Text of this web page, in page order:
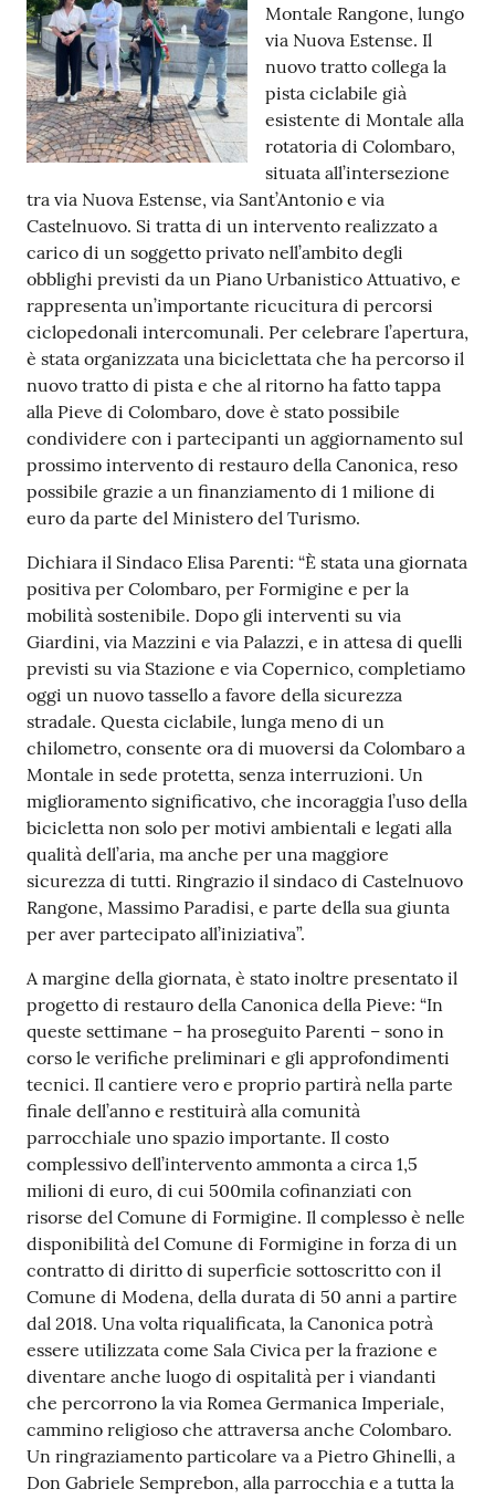
Tutti
gli
argomenti...
Seguici
su
Montale Rangone, lungo
via Nuova Estense. Il
nuovo tratto collega la
pista ciclabile già
esistente di Montale alla
rotatoria di Colombaro,
situata all’intersezione
tra via Nuova Estense, via Sant’Antonio e via
Castelnuovo. Si tratta di un intervento realizzato a
carico di un soggetto privato nell’ambito degli
obblighi previsti da un Piano Urbanistico Attuativo, e
rappresenta un’importante ricucitura di percorsi
ciclopedonali intercomunali. Per celebrare l’apertura,
è stata organizzata una biciclettata che ha percorso il
nuovo tratto di pista e che al ritorno ha fatto tappa
alla Pieve di Colombaro, dove è stato possibile
condividere con i partecipanti un aggiornamento sul
prossimo intervento di restauro della Canonica, reso
possibile grazie a un finanziamento di 1 milione di
euro da parte del Ministero del Turismo.
Dichiara il Sindaco Elisa Parenti: “È stata una giornata
positiva per Colombaro, per Formigine e per la
mobilità sostenibile. Dopo gli interventi su via
Giardini, via Mazzini e via Palazzi, e in attesa di quelli
previsti su via Stazione e via Copernico, completiamo
oggi un nuovo tassello a favore della sicurezza
stradale. Questa ciclabile, lunga meno di un
chilometro, consente ora di muoversi da Colombaro a
Montale in sede protetta, senza interruzioni. Un
miglioramento significativo, che incoraggia l’uso della
bicicletta non solo per motivi ambientali e legati alla
qualità dell’aria, ma anche per una maggiore
sicurezza di tutti. Ringrazio il sindaco di Castelnuovo
Rangone, Massimo Paradisi, e parte della sua giunta
per aver partecipato all’iniziativa”.
A margine della giornata, è stato inoltre presentato il
progetto di restauro della Canonica della Pieve: “In
queste settimane – ha proseguito Parenti – sono in
corso le verifiche preliminari e gli approfondimenti
tecnici. Il cantiere vero e proprio partirà nella parte
finale dell’anno e restituirà alla comunità
parrocchiale uno spazio importante. Il costo
complessivo dell’intervento ammonta a circa 1,5
milioni di euro, di cui 500mila cofinanziati con
risorse del Comune di Formigine. Il complesso è nelle
disponibilità del Comune di Formigine in forza di un
contratto di diritto di superficie sottoscritto con il
Comune di Modena, della durata di 50 anni a partire
dal 2018. Una volta riqualificata, la Canonica potrà
essere utilizzata come Sala Civica per la frazione e
diventare anche luogo di ospitalità per i viandanti
che percorrono la via Romea Germanica Imperiale,
cammino religioso che attraversa anche Colombaro.
Un ringraziamento particolare va a Pietro Ghinelli, a
Don Gabriele Semprebon, alla parrocchia e a tutta la